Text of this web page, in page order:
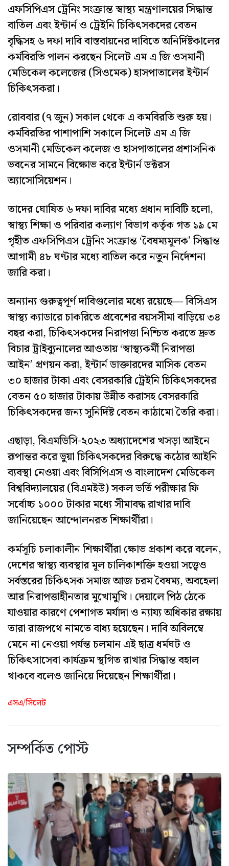
এফসিপিএস ট্রেনিং সংক্রান্ত স্বাস্থ্য মন্ত্রণালয়ের সিদ্ধান্ত
বাতিল এবং ইন্টার্ন ও ট্রেইনি চিকিৎসকদের বেতন
বৃদ্ধিসহ ৬ দফা দাবি বাস্তবায়নের দাবিতে অনির্দিষ্টকালের
কর্মবিরতি পালন করছেন সিলেট এম এ জি ওসমানী
মেডিকেল কলেজের (সিওমেক) হাসপাতালের ইন্টার্ন
চিকিৎসকরা।
রোববার (৭ জুন) সকাল থেকে এ কমবিরতি শুরু হয়।
কর্মবিরতির পাশাপাশি সকালে সিলেট এম এ জি
ওসমানী মেডিকেল কলেজ ও হাসপাতালের প্রশাসনিক
ভবনের সামনে বিক্ষোভ করে ইন্টার্ন ডক্টরস
অ্যাসোসিয়েশন।
তাদের ঘোষিত ৬ দফা দাবির মধ্যে প্রধান দাবিটি হলো,
স্বাস্থ্য শিক্ষা ও পরিবার কল্যাণ বিভাগ কর্তৃক গত ১৯ মে
গৃহীত এফসিপিএস ট্রেনিং সংক্রান্ত ‘বৈষম্যমূলক’ সিদ্ধান্ত
আগামী ৪৮ ঘণ্টার মধ্যে বাতিল করে নতুন নির্দেশনা
জারি করা।
অন্যান্য গুরুত্বপূর্ণ দাবিগুলোর মধ্যে রয়েছে— বিসিএস
স্বাস্থ্য ক্যাডারে চাকরিতে প্রবেশের বয়সসীমা বাড়িয়ে ৩৪
বছর করা, চিকিৎসকদের নিরাপত্তা নিশ্চিত করতে দ্রুত
বিচার ট্রাইব্যুনালের আওতায় ‘স্বাস্থ্যকর্মী নিরাপত্তা
আইন’ প্রণয়ন করা, ইন্টার্ন ডাক্তারদের মাসিক বেতন
৩০ হাজার টাকা এবং বেসরকারি ট্রেইনি চিকিৎসকদের
বেতন ৫০ হাজার টাকায় উন্নীত করাসহ বেসরকারি
চিকিৎসকদের জন্য সুনির্দিষ্ট বেতন কাঠামো তৈরি করা।
এছাড়া, বিএমডিসি-২০২৩ অধ্যাদেশের খসড়া আইনে
রূপান্তর করে ভুয়া চিকিৎসকদের বিরুদ্ধে কঠোর আইনি
ব্যবস্থা নেওয়া এবং বিসিপিএস ও বাংলাদেশ মেডিকেল
বিশ্ববিদ্যালয়ের (বিএমইউ) সকল ভর্তি পরীক্ষার ফি
সর্বোচ্চ ১০০০ টাকার মধ্যে সীমাবদ্ধ রাখার দাবি
জানিয়েছেন আন্দোলনরত শিক্ষার্থীরা।
কর্মসূচি চলাকালীন শিক্ষার্থীরা ক্ষোভ প্রকাশ করে বলেন,
দেশের স্বাস্থ্য ব্যবস্থার মূল চালিকাশক্তি হওয়া সত্ত্বেও
সর্বস্তরের চিকিৎসক সমাজ আজ চরম বৈষম্য, অবহেলা
আর নিরাপত্তাহীনতার মুখোমুখি। দেয়ালে পিঠ ঠেকে
যাওয়ার কারণে পেশাগত মর্যাদা ও ন্যায্য অধিকার রক্ষায়
তারা রাজপথে নামতে বাধ্য হয়েছেন। দাবি অবিলম্বে
মেনে না নেওয়া পর্যন্ত চলমান এই ছাত্র ধর্মঘট ও
চিকিৎসাসেবা কার্যক্রম স্থগিত রাখার সিদ্ধান্ত বহাল
থাকবে বলেও জানিয়ে দিয়েছেন শিক্ষার্থীরা।
এসএ/সিলেট
সম্পর্কিত পোস্ট